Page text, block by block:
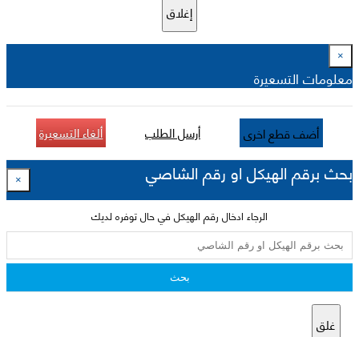
إغلاق
×
معلومات التسعيرة
أضف قطع اخرى أرسل الطلب ألغاء التسعيرة
بحث برقم الهيكل او رقم الشاصي ×
الرجاء ادخال رقم الهيكل في حال توفره لديك
بحث
غلق